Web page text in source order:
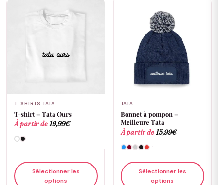
T-SHIRTS TATA
T-shirt – Tata Ours
À partir de19,99€
Sélectionner les
options
TATA
Bonnet à pompon –
Meilleure Tata
À partir de15,99€
+1
Sélectionner les
options